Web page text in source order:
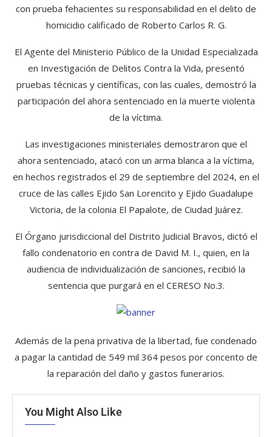
con prueba fehacientes su responsabilidad en el delito de
homicidio calificado de Roberto Carlos R. G.
El Agente del Ministerio Público de la Unidad Especializada
en Investigación de Delitos Contra la Vida, presentó
pruebas técnicas y científicas, con las cuales, demostró la
participación del ahora sentenciado en la muerte violenta
de la víctima.
Las investigaciones ministeriales demostraron que el
ahora sentenciado, atacó con un arma blanca a la víctima,
en hechos registrados el 29 de septiembre del 2024, en el
cruce de las calles Ejido San Lorencito y Ejido Guadalupe
Victoria, de la colonia El Papalote, de Ciudad Juárez.
El Órgano jurisdiccional del Distrito Judicial Bravos, dictó el
fallo condenatorio en contra de David M. I., quien, en la
audiencia de individualización de sanciones, recibió la
sentencia que purgará en el CERESO No.3.
Además de la pena privativa de la libertad, fue condenado
a pagar la cantidad de 549 mil 364 pesos por concento de
la reparación del daño y gastos funerarios.
You Might Also Like